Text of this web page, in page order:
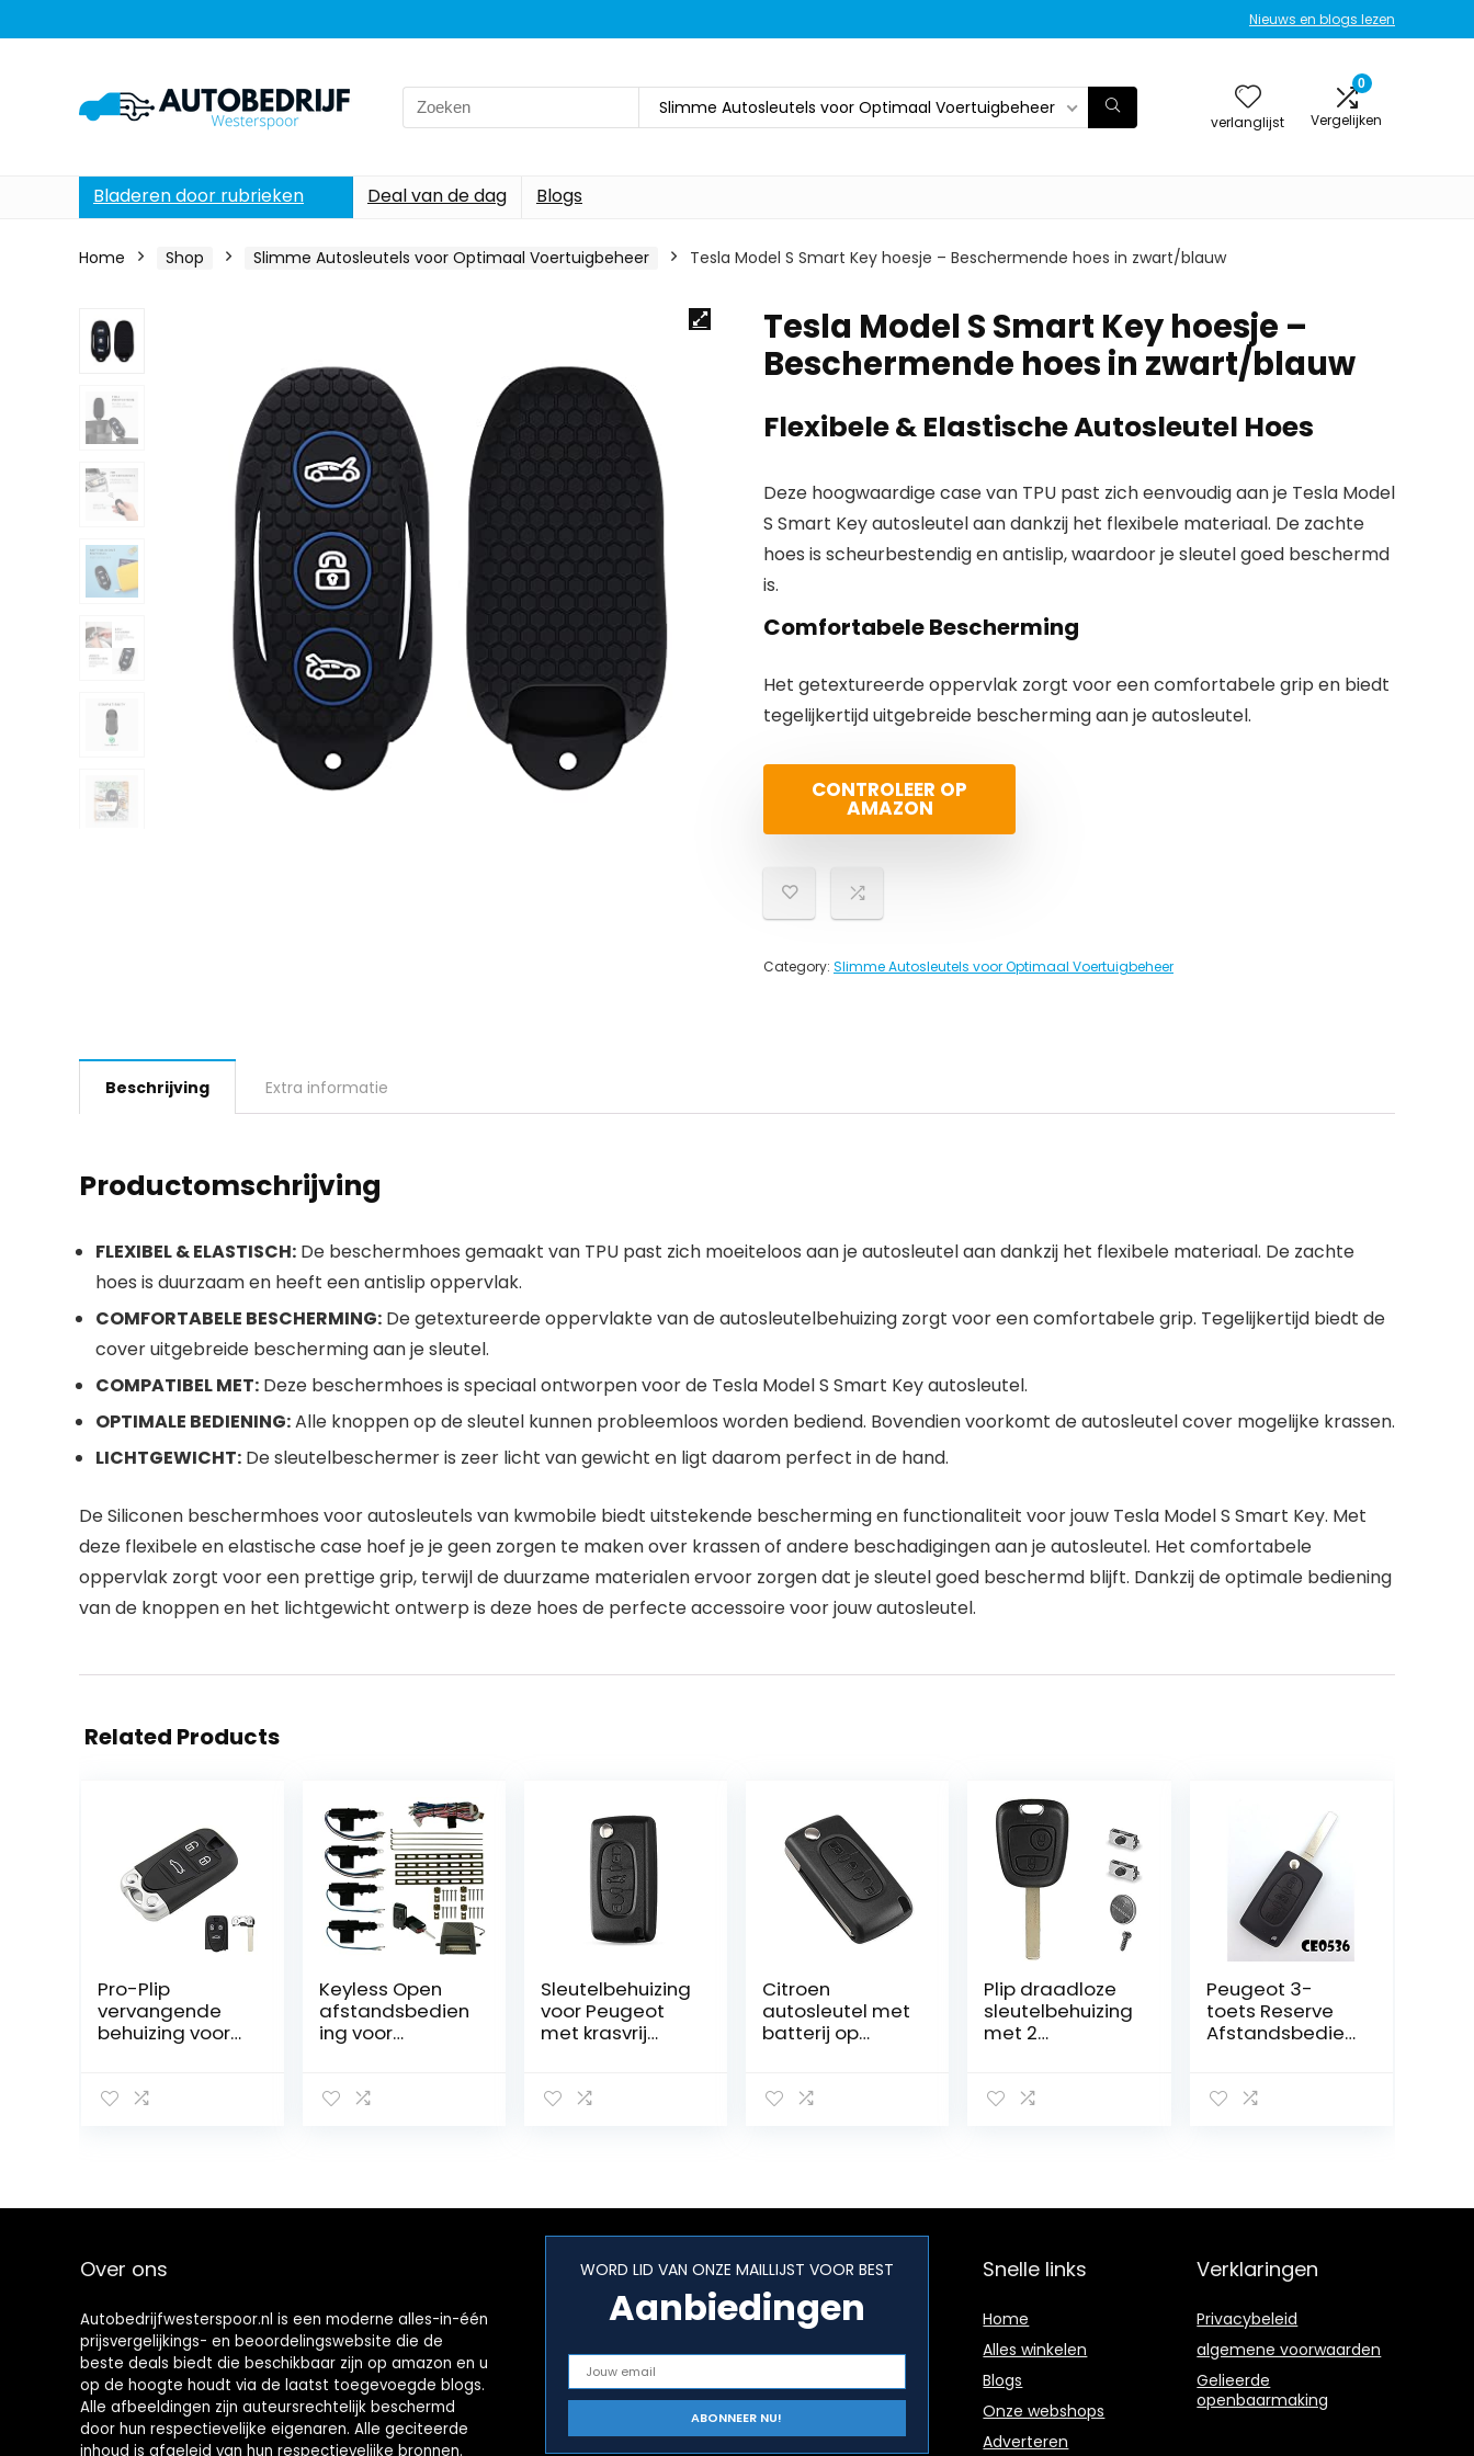
Nieuws en blogs lezen
Search
for:
Slimme Autosleutels voor Optimaal Voertuigbeheer
verlanglijst
0
Vergelijken
Bladeren door rubrieken Deal van de dag Blogs
Home Shop Slimme Autosleutels voor Optimaal Voertuigbeheer Tesla Model S Smart Key hoesje – Beschermende hoes in zwart/blauw
Tesla Model S Smart Key hoesje –
Beschermende hoes in zwart/blauw
Flexibele & Elastische Autosleutel Hoes
Deze hoogwaardige case van TPU past zich eenvoudig aan je Tesla Model
S Smart Key autosleutel aan dankzij het flexibele materiaal. De zachte
hoes is scheurbestendig en antislip, waardoor je sleutel goed beschermd
is.
Comfortabele Bescherming
Het getextureerde oppervlak zorgt voor een comfortabele grip en biedt
tegelijkertijd uitgebreide bescherming aan je autosleutel.
CONTROLEER OP
AMAZON
Category: Slimme Autosleutels voor Optimaal Voertuigbeheer
Beschrijving Extra informatie
Productomschrijving
FLEXIBEL & ELASTISCH: De beschermhoes gemaakt van TPU past zich moeiteloos aan je autosleutel aan dankzij het flexibele materiaal. De zachte
hoes is duurzaam en heeft een antislip oppervlak.
COMFORTABELE BESCHERMING: De getextureerde oppervlakte van de autosleutelbehuizing zorgt voor een comfortabele grip. Tegelijkertijd biedt de
cover uitgebreide bescherming aan je sleutel.
COMPATIBEL MET: Deze beschermhoes is speciaal ontworpen voor de Tesla Model S Smart Key autosleutel.
OPTIMALE BEDIENING:Alle knoppen op de sleutel kunnen probleemloos worden bediend. Bovendien voorkomt de autosleutel cover mogelijke krassen.
LICHTGEWICHT: De sleutelbeschermer is zeer licht van gewicht en ligt daarom perfect in de hand.
De Siliconen beschermhoes voor autosleutels van kwmobile biedt uitstekende bescherming en functionaliteit voor jouw Tesla Model S Smart Key. Met
deze flexibele en elastische case hoef je je geen zorgen te maken over krassen of andere beschadigingen aan je autosleutel. Het comfortabele
oppervlak zorgt voor een prettige grip, terwijl de duurzame materialen ervoor zorgen dat je sleutel goed beschermd blijft. Dankzij de optimale bediening
van de knoppen en het lichtgewicht ontwerp is deze hoes de perfecte accessoire voor jouw autosleutel.
Related Products
Pro-Plip
vervangende
behuizing voor
GT 946 GT
Keyless Open
afstandsbedien
ing voor
Sleutelbehuizing
voor Peugeot
met krasvrij
Citroen
autosleutel met
batterij op
Plip draadloze
sleutelbehuizing
met 2
Peugeot 3-
toets Reserve
Afstandsbedieni
Groeven
Over ons
Autobedrijfwesterspoor.nl is een moderne alles-in-één
prijsvergelijkings- en beoordelingswebsite die de
beste deals biedt die beschikbaar zijn op amazon en u
op de hoogte houdt via de laatst toegevoegde blogs.
Alle afbeeldingen zijn auteursrechtelijk beschermd
door hun respectievelijke eigenaren. Alle geciteerde
inhoud is afgeleid van hun respectievelijke bronnen.
WORD LID VAN ONZE MAILLIJST VOOR BEST
Aanbiedingen
Snelle links
Home
Alles winkelen
Blogs
Onze webshops
Adverteren
Verklaringen
Privacybeleid
algemene voorwaarden
Gelieerde
openbaarmaking